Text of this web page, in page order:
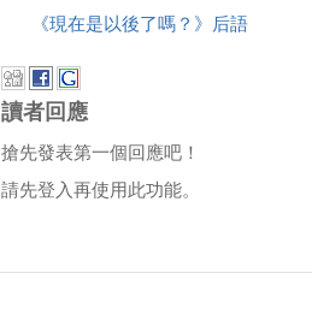
《現在是以後了嗎？》后語
讀者回應
搶先發表第一個回應吧！
請先登入再使用此功能。